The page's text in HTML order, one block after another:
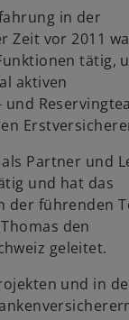
n
e
i
n
e
r
e
u
e
n
R
g
i
in der
Zeit vor 2011
tätig,
aktiven
Partner und
und hat das
der führenden
den
geleitet.
und in